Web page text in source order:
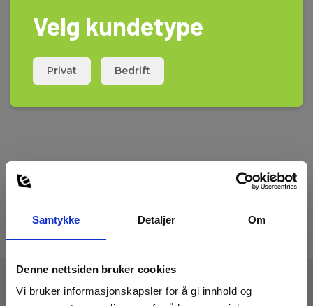
Samtykke Detaljer Om
Denne nettsiden bruker cookies
Vi bruker informasjonskapsler for å gi innhold og
Velg kundetype
Privat Bedrift